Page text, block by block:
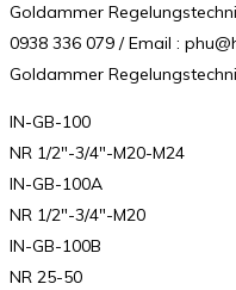
Goldammer
0938 336 079 / Email :
Goldammer
IN-GB-100
NR 1/2″-3/4″-M20-M24
IN-GB-100A
NR 1/2″-3/4″-M20
IN-GB-100B
NR 25-50